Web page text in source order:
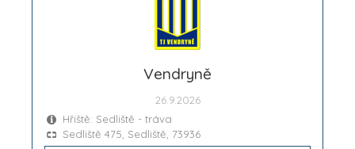
Vendryně
26.9.2026
Hřiště: Sedliště - tráva
Sedliště 475, Sedliště, 73936